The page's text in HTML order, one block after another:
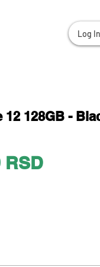
Log In
128GB -
RSDPrice